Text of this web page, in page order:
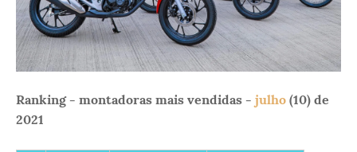
Ranking - montadoras mais vendidas - julho (10) de
2021